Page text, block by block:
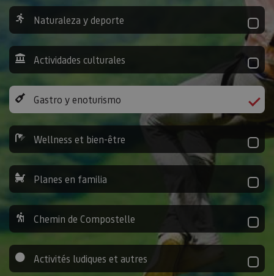
Naturaleza y deporte
Actividades culturales
Gastro y enoturismo
Wellness et bien-être
Planes en familia
Chemin de Compostelle
Activités ludiques et autres